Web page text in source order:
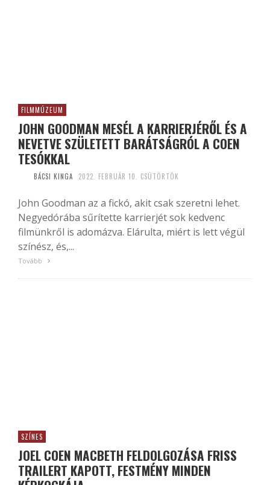
FILMMÚZEUM
JOHN GOODMAN MESÉL A KARRIERJÉRŐL ÉS A
NEVETVE SZÜLETETT BARÁTSÁGRÓL A COEN
TESÓKKAL
BÁCSI KINGA 2022. FEBRUÁR 10. CSÜTÖRTÖK
John Goodman az a fickó, akit csak szeretni lehet.
Negyedórába sűrítette karrierjét sok kedvenc
filmünkről is adomázva. Elárulta, miért is lett végül
színész, és,...
Tovább
SZÍNES
JOEL COEN MACBETH FELDOLGOZÁSA FRISS
TRAILERT KAPOTT, FESTMÉNY MINDEN